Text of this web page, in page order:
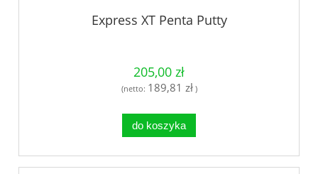
Express XT Penta Putty
205,00 zł
(netto: 189,81 zł)
do koszyka